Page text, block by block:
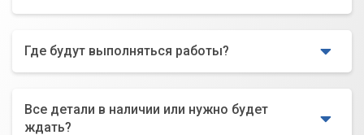
Где будут выполняться работы?
Все детали в наличии или нужно будет
ждать?